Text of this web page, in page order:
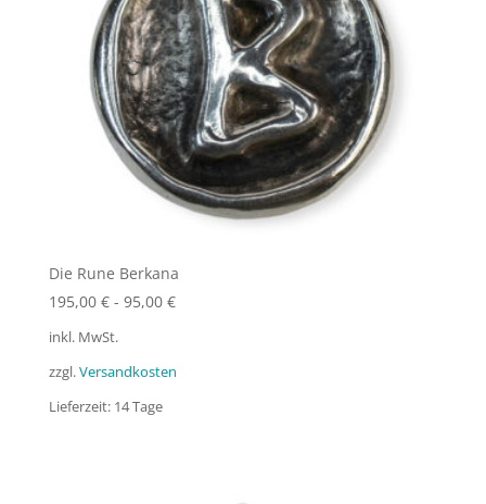
Die Rune Berkana
195,00 €- 95,00 €
inkl. MwSt.
zzgl.Versandkosten
Lieferzeit: 14 Tage